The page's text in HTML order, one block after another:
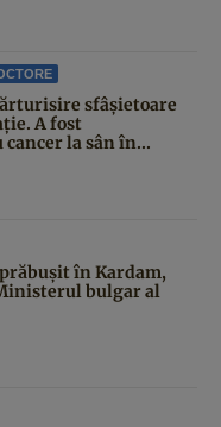
sfâșietoare
A fost
la sân în...
în Kardam,
bulgar al